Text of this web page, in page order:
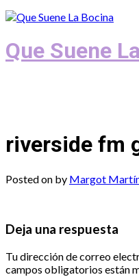
Que Suene
riverside fm
Posted on by Margot
Deja una respuesta
Tu dirección de correo
campos obligatorios están